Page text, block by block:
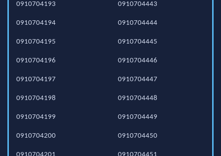
0910704193
0910704194
0910704195
0910704196
0910704197
0910704198
0910704199
0910704200
0910704443
0910704444
0910704445
0910704446
0910704447
0910704448
0910704449
0910704450